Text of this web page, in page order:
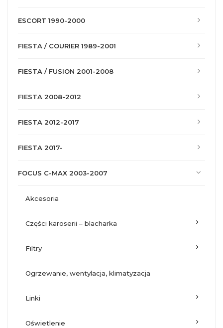
ESCORT 1990-2000
FIESTA / COURIER 1989-2001
FIESTA / FUSION 2001-2008
FIESTA 2008-2012
FIESTA 2012-2017
FIESTA 2017-
FOCUS C-MAX 2003-2007
akcesoria
części karoserii – blacharka
filtry
ogrzewanie, wentylacja, klimatyzacja
linki
oświetlenie